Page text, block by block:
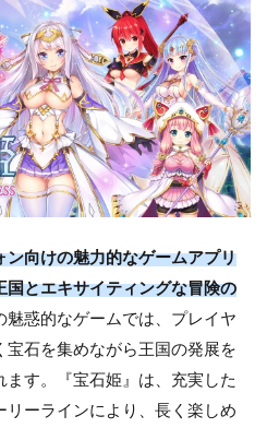
向けの魅力的なゲームアプリ
とエキサイティングな冒険の
魅惑的なゲームでは、プレイヤ
石を集めながら王国の発展を
す。『宝石姫』は、充実した
リーラインにより、長く楽しめ